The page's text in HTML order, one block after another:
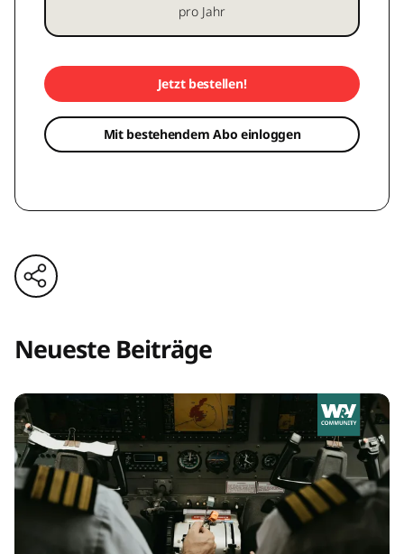
pro Jahr
Jetzt bestellen!
Mit bestehendem Abo einloggen
Neueste Beiträge